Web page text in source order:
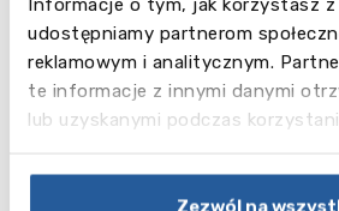
udostępniamy partnerom
reklamowym i analitycznym.
te informacje z innymi danymi
lub uzyskanymi podczas
Zezwól na